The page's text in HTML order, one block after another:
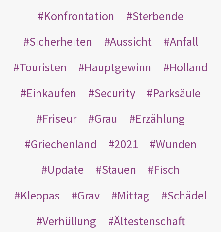
Konfrontation
Sterbende
Sicherheiten
Aussicht
Anfall
Touristen
Hauptgewinn
Holland
Einkaufen
Security
Parksäule
Friseur
Grau
Erzählung
Griechenland
2021
Wunden
Update
Stauen
Fisch
Kleopas
Grav Mittag
Schädel
Verhüllung
Ältestenschaft